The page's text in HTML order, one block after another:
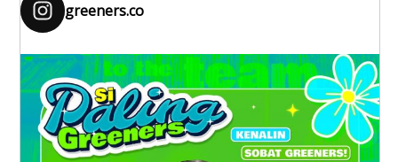
greeners.co